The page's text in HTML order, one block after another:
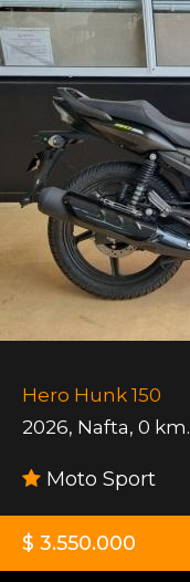
Hero Hunk 150
2026, Nafta, 0 km.
Moto Sport
$ 3.550.000